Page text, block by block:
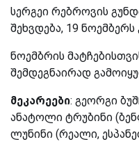
სერგეი რებროვის
შეხვდება, 19
ნოემბრის
შემდეგნაირად
მეკარეები: გეორგი
ანატოლი ტრუბინი
ლუნინი (რეალი,